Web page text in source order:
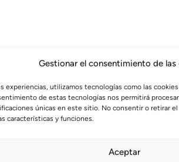
Gestionar el consentimiento de las
experiencias, utilizamos tecnologías como las
de estas tecnologías nos permitirá
únicas en este sitio. No consentir o retirar
características y funciones.
Aceptar